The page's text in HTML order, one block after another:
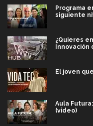
Programa
siguiente
¿Quieres
Innovación
El joven
Aula
(video)